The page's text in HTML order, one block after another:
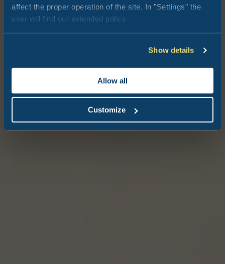
affect the proper operation of the site. In "Settings" the
user will find our extended policy.
Show details
Allow all
Customize